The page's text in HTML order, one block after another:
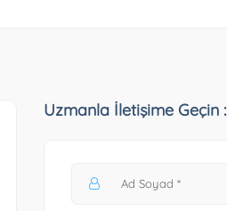
Uzmanla İletişime Geçin :